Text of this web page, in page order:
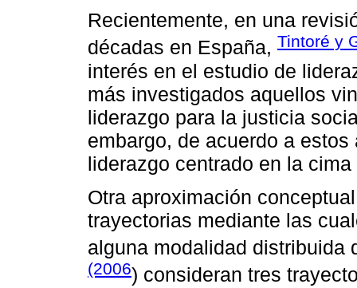
Recientemente, en una
décadas en España, Tintoré y
interés en el estudio de
más investigados aquellos
liderazgo para la justicia
embargo, de acuerdo a
liderazgo centrado en la
Otra aproximación
trayectorias mediante las
alguna modalidad distribuida
(2006) consideran tres